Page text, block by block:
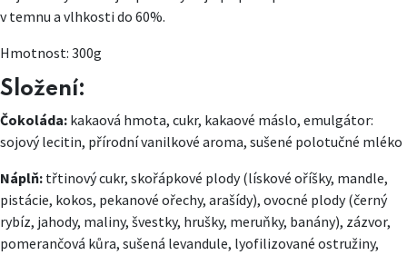
v temnu a vlhkosti do 60%.
Hmotnost: 300g
Složení:
Čokoláda: kakaová hmota, cukr, kakaové máslo, emulgátor:
sojový lecitin, přírodní vanilkové aroma, sušené polotučné mléko
Náplň: třtinový cukr, skořápkové plody (lískové oříšky, mandle,
pistácie, kokos, pekanové ořechy, arašídy), ovocné plody (černý
rybíz, jahody, maliny, švestky, hrušky, meruňky, banány), zázvor,
pomerančová kůra, sušená levandule, lyofilizované ostružiny,